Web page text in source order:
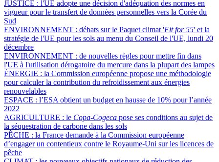
JUSTICE : l'UE adopte une décision d'adéquation des normes en
vigueur pour le transfert de données personnelles vers la Corée du
Sud
ENVIRONNEMENT : débats sur le Paquet climat 'Fit for 55' et la
stratégie de l'UE pour les sols au menu du Conseil de l'UE, lundi 20
décembre
ENVIRONNEMENT : de nouvelles règles pour mettre fin dans
l'UE à l'utilisation dérogatoire du mercure dans la plupart des lampes
ÉNERGIE : la Commission européenne propose une méthodologie
pour calculer la contribution du refroidissement aux énergies
renouvelables
ESPACE : l’ESA obtient un budget en hausse de 10% pour l’année
2022
AGRICULTURE : le Copa-Cogeca pose ses conditions au sujet de
la séquestration de carbone dans les sols
PÊCHE : la France demande à la Commission européenne
d’engager un contentieux contre le Royaume-Uni sur les licences de
pêche